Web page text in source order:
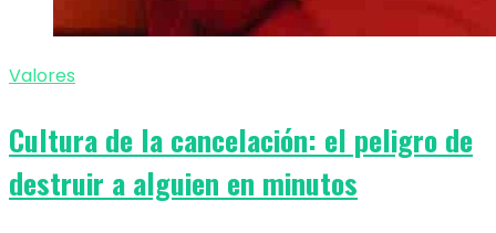
Valores
Cultura de la cancelación: el peligro de
destruir a alguien en minutos